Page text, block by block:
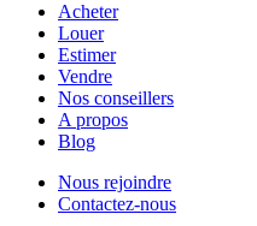
Acheter
Louer
Estimer
Vendre
Nos conseillers
A propos
Blog
Nous rejoindre
Contactez-nous